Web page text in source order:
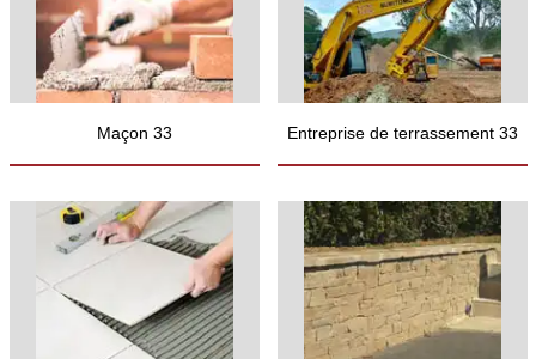
Maçon 33 Entreprise de terrassement 33